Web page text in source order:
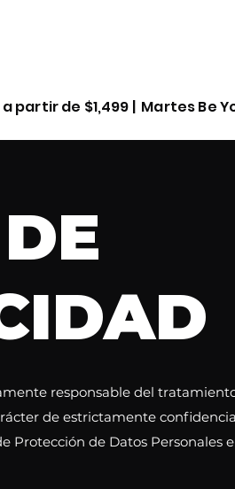
partir de $1,499 | Martes Be
responsable del
de estrictamente
Protección de Datos Personales